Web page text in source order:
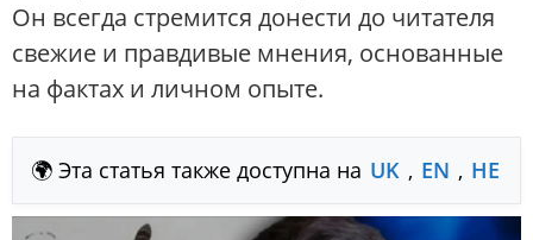
Он всегда стремится донести до читателя
свежие и правдивые мнения, основанные
на фактах и личном опыте.
🌍 Эта статья также доступна на UK , EN , HE